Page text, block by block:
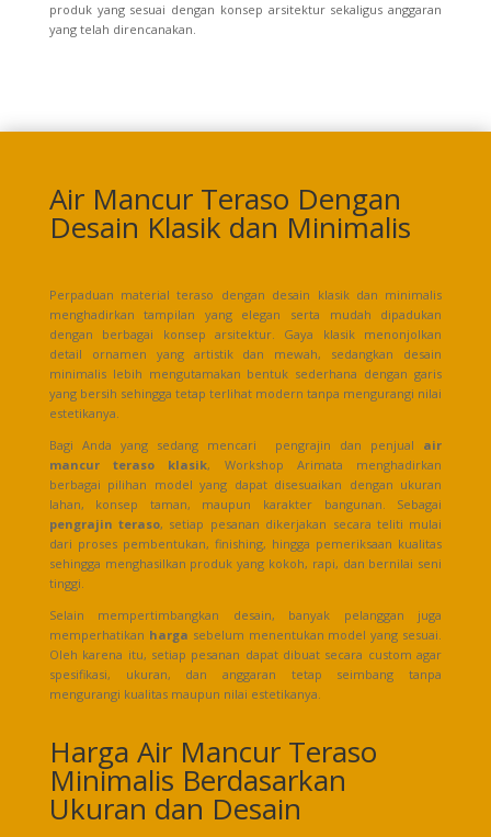
produk yang sesuai dengan konsep arsitektur sekaligus anggaran
yang telah direncanakan.
Air Mancur Teraso Dengan
Desain Klasik dan Minimalis
Perpaduan material teraso dengan desain klasik dan minimalis
menghadirkan tampilan yang elegan serta mudah dipadukan
dengan berbagai konsep arsitektur. Gaya klasik menonjolkan
detail ornamen yang artistik dan mewah, sedangkan desain
minimalis lebih mengutamakan bentuk sederhana dengan garis
yang bersih sehingga tetap terlihat modern tanpa mengurangi nilai
estetikanya.
Bagi Anda yang sedang mencari pengrajin dan penjual air
mancur teraso klasik, Workshop Arimata menghadirkan
berbagai pilihan model yang dapat disesuaikan dengan ukuran
lahan, konsep taman, maupun karakter bangunan. Sebagai
pengrajin teraso, setiap pesanan dikerjakan secara teliti mulai
dari proses pembentukan, finishing, hingga pemeriksaan kualitas
sehingga menghasilkan produk yang kokoh, rapi, dan bernilai seni
tinggi.
Selain mempertimbangkan desain, banyak pelanggan juga
memperhatikan harga sebelum menentukan model yang sesuai.
Oleh karena itu, setiap pesanan dapat dibuat secara custom agar
spesifikasi, ukuran, dan anggaran tetap seimbang tanpa
mengurangi kualitas maupun nilai estetikanya.
Harga Air Mancur Teraso
Minimalis Berdasarkan
Ukuran dan Desain